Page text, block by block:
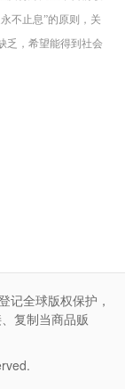
记全球版权保护，
复制当商品贩